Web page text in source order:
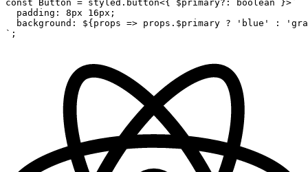
const Button = styled. button<{ $primary?: boolean }>`
  padding: 8px 16px;
  background: ${
props => props . $primary ? 'blue' :
` ;